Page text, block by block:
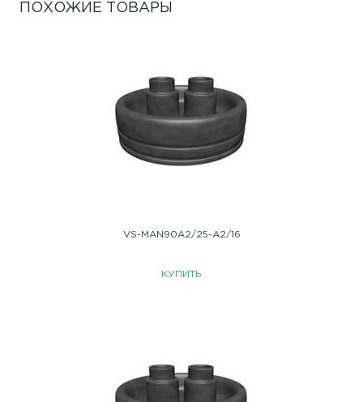
ПОХОЖИЕ ТОВАРЫ
VS-MAN90A2/25-A2/16
КУПИТЬ